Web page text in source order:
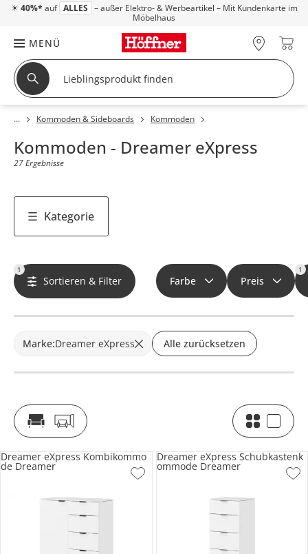
☀ 40%* auf ALLES – außer Elektro- & Werbeartikel – Mit Kundenkarte im
Möbelhaus
MENÜ
Kommoden & Sideboards Kommoden
Kommoden - Dreamer eXpress
27 Ergebnisse
Kategorie
1
Sortieren & Filter Farbe Preis
1
Marke:Dreamer eXpress Alle zurücksetzen
Dreamer eXpress Kombikommo
de Dreamer
Dreamer eXpress Schubkastenk
ommode Dreamer